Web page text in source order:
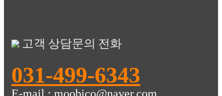
고객 상담문의 전화
031-499-6343